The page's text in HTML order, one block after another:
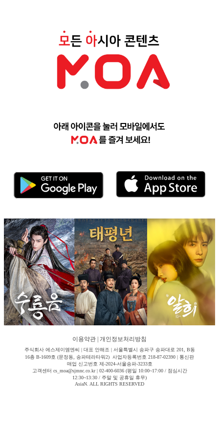
이용약관 개인정보처리방침
주식회사 에스제이엠엔씨 | 대표 안해조 | 서울특별시 송파구 송파대로 201, B동
16층 B-1609호 (문정동, 송파테라타워2) 사업자등록번호 218-87-02390 | 통신판
매업 신고번호 제-2024-서울송파-3233호
고객센터 cs_moa@sjmnc.co.kr | 02-400-6036 (평일 10:00~17:00 / 점심시간
12:30~13:30 / 주말 및 공휴일 휴무)
AsiaN. ALL RIGHTS RESERVED